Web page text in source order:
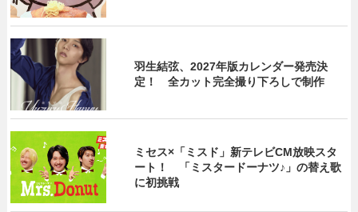
羽生結弦、2027年版カレンダー発売決
定！ 全カット完全撮り下ろしで制作
ミセス×「ミスド」新テレビCM放映スタ
ート！ 「ミスタードーナツ♪」の替え歌
に初挑戦